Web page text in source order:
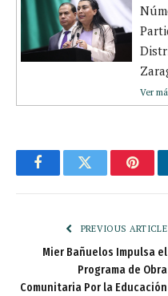
Ver
FacebookTwitter
PREVIOUS ARTICLE
Mier Bañuelos Impulsa el
Programa de Obra
Comunitaria Por la Educación